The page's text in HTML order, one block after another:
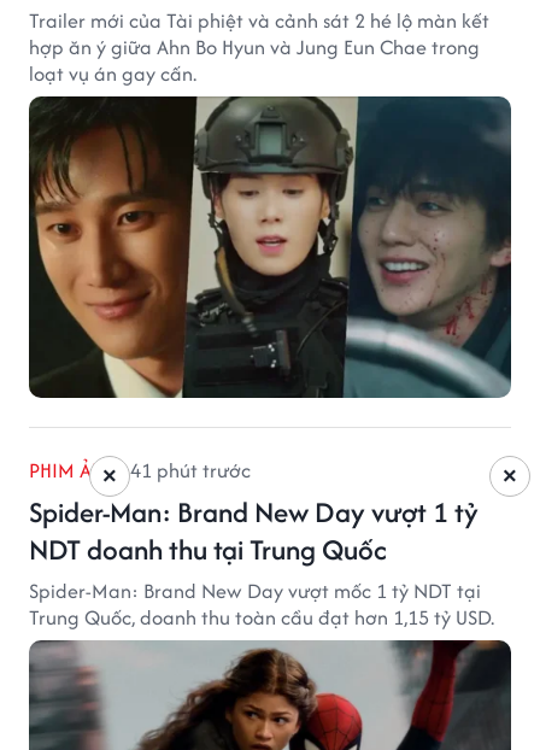
Trailer mới của Tài phiệt và cảnh sát 2 hé lộ màn kết
hợp ăn ý giữa Ahn Bo Hyun và Jung Eun Chae trong
loạt vụ án gay cấn.
PHIM ẢNH 41 phút trước
Spider-Man: Brand New Day vượt 1 tỷ
NDT doanh thu tại Trung Quốc
Spider-Man: Brand New Day vượt mốc 1 tỷ NDT tại
Trung Quốc, doanh thu toàn cầu đạt hơn 1,15 tỷ USD.
×
×